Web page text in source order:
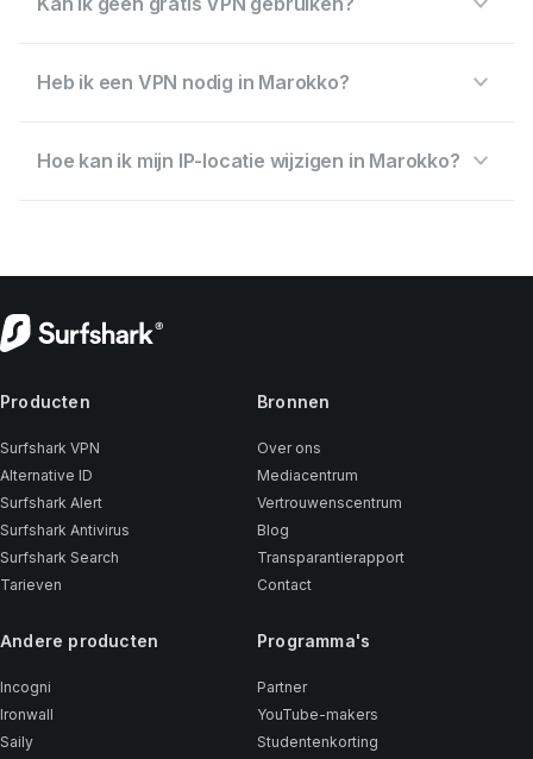
Heb ik een VPN nodig in Marokko?
Hoe kan ik mijn IP-locatie wijzigen in Marokko?
Producten
Surfshark VPN
Alternative ID
Surfshark Alert
Surfshark Antivirus
Surfshark Search
Tarieven
Andere producten
Incogni
Ironwall
Saily
Bronnen
Over ons
Mediacentrum
Vertrouwenscentrum
Blog
Transparantierapport
Contact
Programma's
Partner
YouTube-makers
Studentenkorting